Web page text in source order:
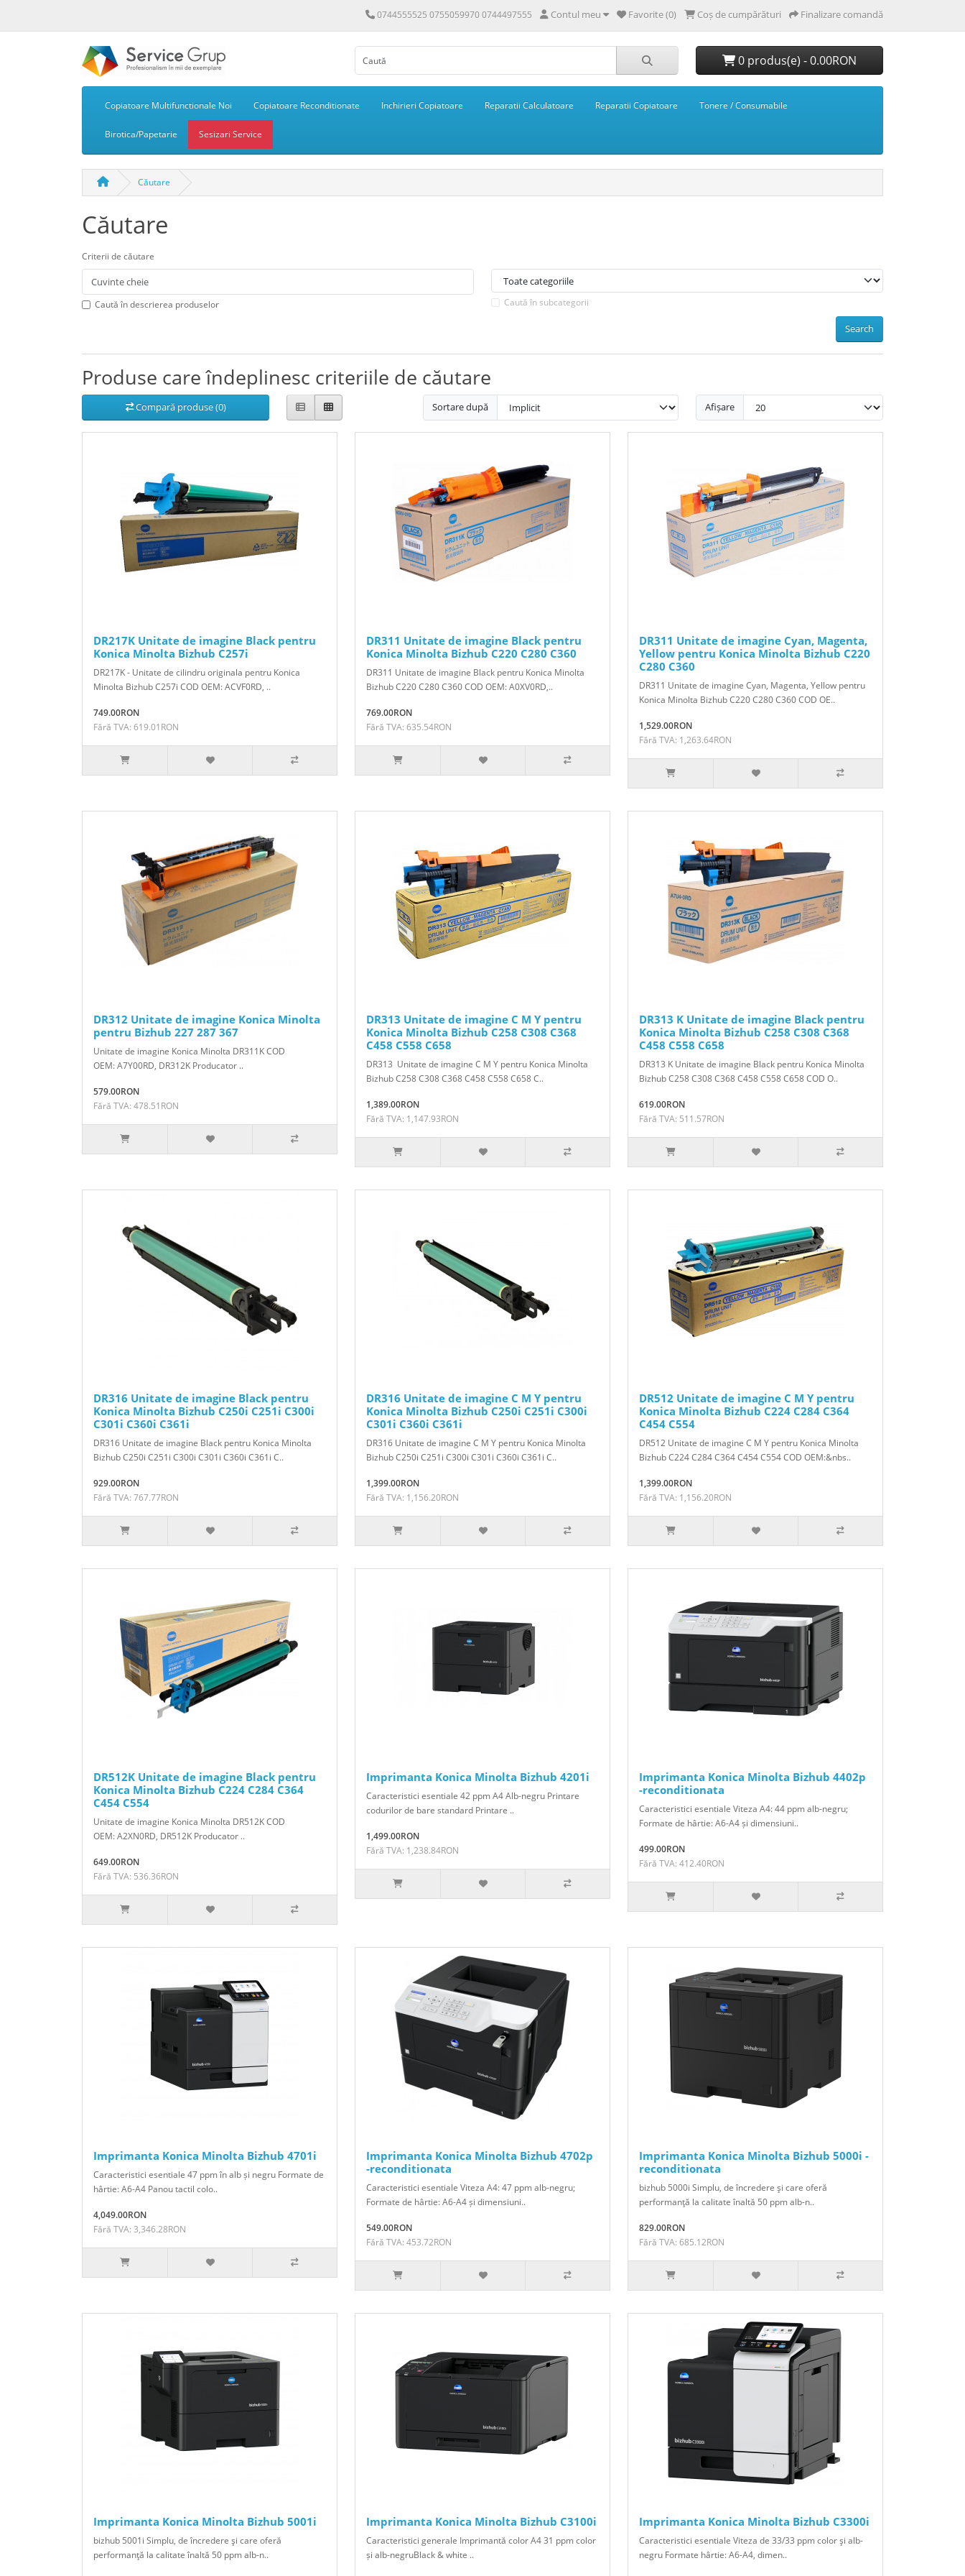
0744555525 0755059970 0744497555 Contul meu Favorite (0) Coș de cumpărături Finalizare comandă
0 produs(e) - 0.00RON
Copiatoare Multifunctionale Noi Copiatoare Reconditionate Inchirieri Copiatoare Reparatii Calculatoare Reparatii Copiatoare Tonere / Consumabile
Birotica/Papetarie Sesizari Service
Căutare
Căutare
Criterii de căutare
Caută în descrierea produselor Caută în subcategorii
Search
Produse care îndeplinesc criteriile de căutare
Compară produse (0) Sortare după Afișare
DR217K Unitate de imagine Black pentru
Konica Minolta Bizhub C257i
DR217K - Unitate de cilindru originala pentru Konica
Minolta Bizhub C257i COD OEM: ACVF0RD, ..
749.00RON
Fără TVA: 619.01RON
DR311 Unitate de imagine Black pentru
Konica Minolta Bizhub C220 C280 C360
DR311 Unitate de imagine Black pentru Konica Minolta
Bizhub C220 C280 C360 COD OEM: A0XV0RD,..
769.00RON
Fără TVA: 635.54RON
DR311 Unitate de imagine Cyan, Magenta,
Yellow pentru Konica Minolta Bizhub C220
C280 C360
DR311 Unitate de imagine Cyan, Magenta, Yellow pentru
Konica Minolta Bizhub C220 C280 C360 COD OE..
1,529.00RON
Fără TVA: 1,263.64RON
DR312 Unitate de imagine Konica Minolta
pentru Bizhub 227 287 367
Unitate de imagine Konica Minolta DR311K COD
OEM: A7Y00RD, DR312K Producator ..
579.00RON
Fără TVA: 478.51RON
DR313 Unitate de imagine C M Y pentru
Konica Minolta Bizhub C258 C308 C368
C458 C558 C658
DR313 Unitate de imagine C M Y pentru Konica Minolta
Bizhub C258 C308 C368 C458 C558 C658 C..
1,389.00RON
Fără TVA: 1,147.93RON
DR313 K Unitate de imagine Black pentru
Konica Minolta Bizhub C258 C308 C368
C458 C558 C658
DR313 K Unitate de imagine Black pentru Konica Minolta
Bizhub C258 C308 C368 C458 C558 C658 COD O..
619.00RON
Fără TVA: 511.57RON
DR316 Unitate de imagine Black pentru
Konica Minolta Bizhub C250i C251i C300i
C301i C360i C361i
DR316 Unitate de imagine Black pentru Konica Minolta
Bizhub C250i C251i C300i C301i C360i C361i C..
929.00RON
Fără TVA: 767.77RON
DR316 Unitate de imagine C M Y pentru
Konica Minolta Bizhub C250i C251i C300i
C301i C360i C361i
DR316 Unitate de imagine C M Y pentru Konica Minolta
Bizhub C250i C251i C300i C301i C360i C361i C..
1,399.00RON
Fără TVA: 1,156.20RON
DR512 Unitate de imagine C M Y pentru
Konica Minolta Bizhub C224 C284 C364
C454 C554
DR512 Unitate de imagine C M Y pentru Konica Minolta
Bizhub C224 C284 C364 C454 C554 COD OEM:&nbs..
1,399.00RON
Fără TVA: 1,156.20RON
DR512K Unitate de imagine Black pentru
Konica Minolta Bizhub C224 C284 C364
C454 C554
Unitate de imagine Konica Minolta DR512K COD
OEM: A2XN0RD, DR512K Producator ..
649.00RON
Fără TVA: 536.36RON
Imprimanta Konica Minolta Bizhub 4201i
Caracteristici esentiale 42 ppm A4 Alb-negru Printare
codurilor de bare standard Printare ..
1,499.00RON
Fără TVA: 1,238.84RON
Imprimanta Konica Minolta Bizhub 4402p
-reconditionata
Caracteristici esentiale Viteza A4: 44 ppm alb-negru;
Formate de hârtie: A6-A4 și dimensiuni..
499.00RON
Fără TVA: 412.40RON
Imprimanta Konica Minolta Bizhub 4701i
Caracteristici esentiale 47 ppm în alb și negru Formate de
hârtie: A6-A4 Panou tactil colo..
4,049.00RON
Fără TVA: 3,346.28RON
Imprimanta Konica Minolta Bizhub 4702p
-reconditionata
Caracteristici esentiale Viteza A4: 47 ppm alb-negru;
Formate de hârtie: A6-A4 și dimensiuni..
549.00RON
Fără TVA: 453.72RON
Imprimanta Konica Minolta Bizhub 5000i -
reconditionata
bizhub 5000i Simplu, de încredere şi care oferă
performanţă la calitate înaltă 50 ppm alb-n..
829.00RON
Fără TVA: 685.12RON
Imprimanta Konica Minolta Bizhub 5001i
bizhub 5001i Simplu, de încredere şi care oferă
performanţă la calitate înaltă 50 ppm alb-n..
Imprimanta Konica Minolta Bizhub C3100i
Caracteristici generale Imprimantă color A4 31 ppm color
și alb-negruBlack & white ..
Imprimanta Konica Minolta Bizhub C3300i
Caracteristici esentiale Viteza de 33/33 ppm color şi alb-
negru Formate hârtie: A6-A4, dimen..